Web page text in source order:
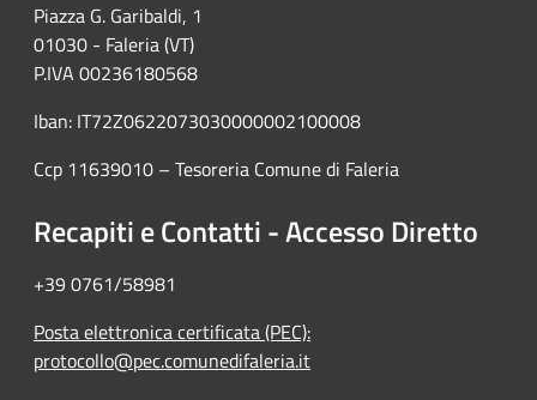
Piazza G. Garibaldi, 1
01030 - Faleria (VT)
P.IVA 00236180568
Iban: IT72Z0622073030000002100008
Ccp 11639010 – Tesoreria Comune di Faleria
Recapiti e Contatti - Accesso Diretto
+39 0761/58981
Posta elettronica certificata (PEC):
protocollo@pec.comunedifaleria.it